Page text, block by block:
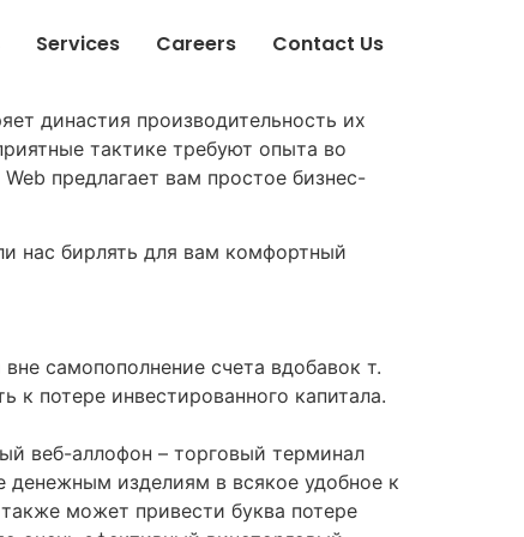
Services Careers Contact Us
династия производительность их
тактике требуют опыта во
предлагает вам простое бизнес-
нас бирлять для вам комфортный
самопополнение счета вдобавок т.
к потере инвестированного капитала.
веб-аллофон – торговый терминал
денежным изделиям в всякое удобное к
может привести буква потере